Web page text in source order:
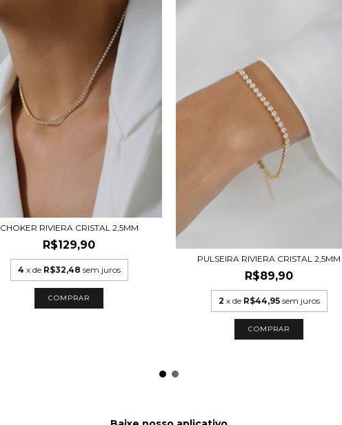
CHOKER RIVIERA CRISTAL 2,5MM
R$129,90
4 x de R$32,48 sem juros
COMPRAR
PULSEIRA RIVIERA CRISTAL 2,5MM
R$89,90
2 x de R$44,95 sem juros
COMPRAR